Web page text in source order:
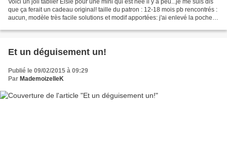
que ça ferait un cadeau original! taille du patron : 12-18 mois pb rencontrés :
aucun, modèle très facile solutions et modif apportées: j'ai enlevé la poche
Et un déguisement un!
Publié le 09/02/2015 à 09:29
Par MademoizelleK